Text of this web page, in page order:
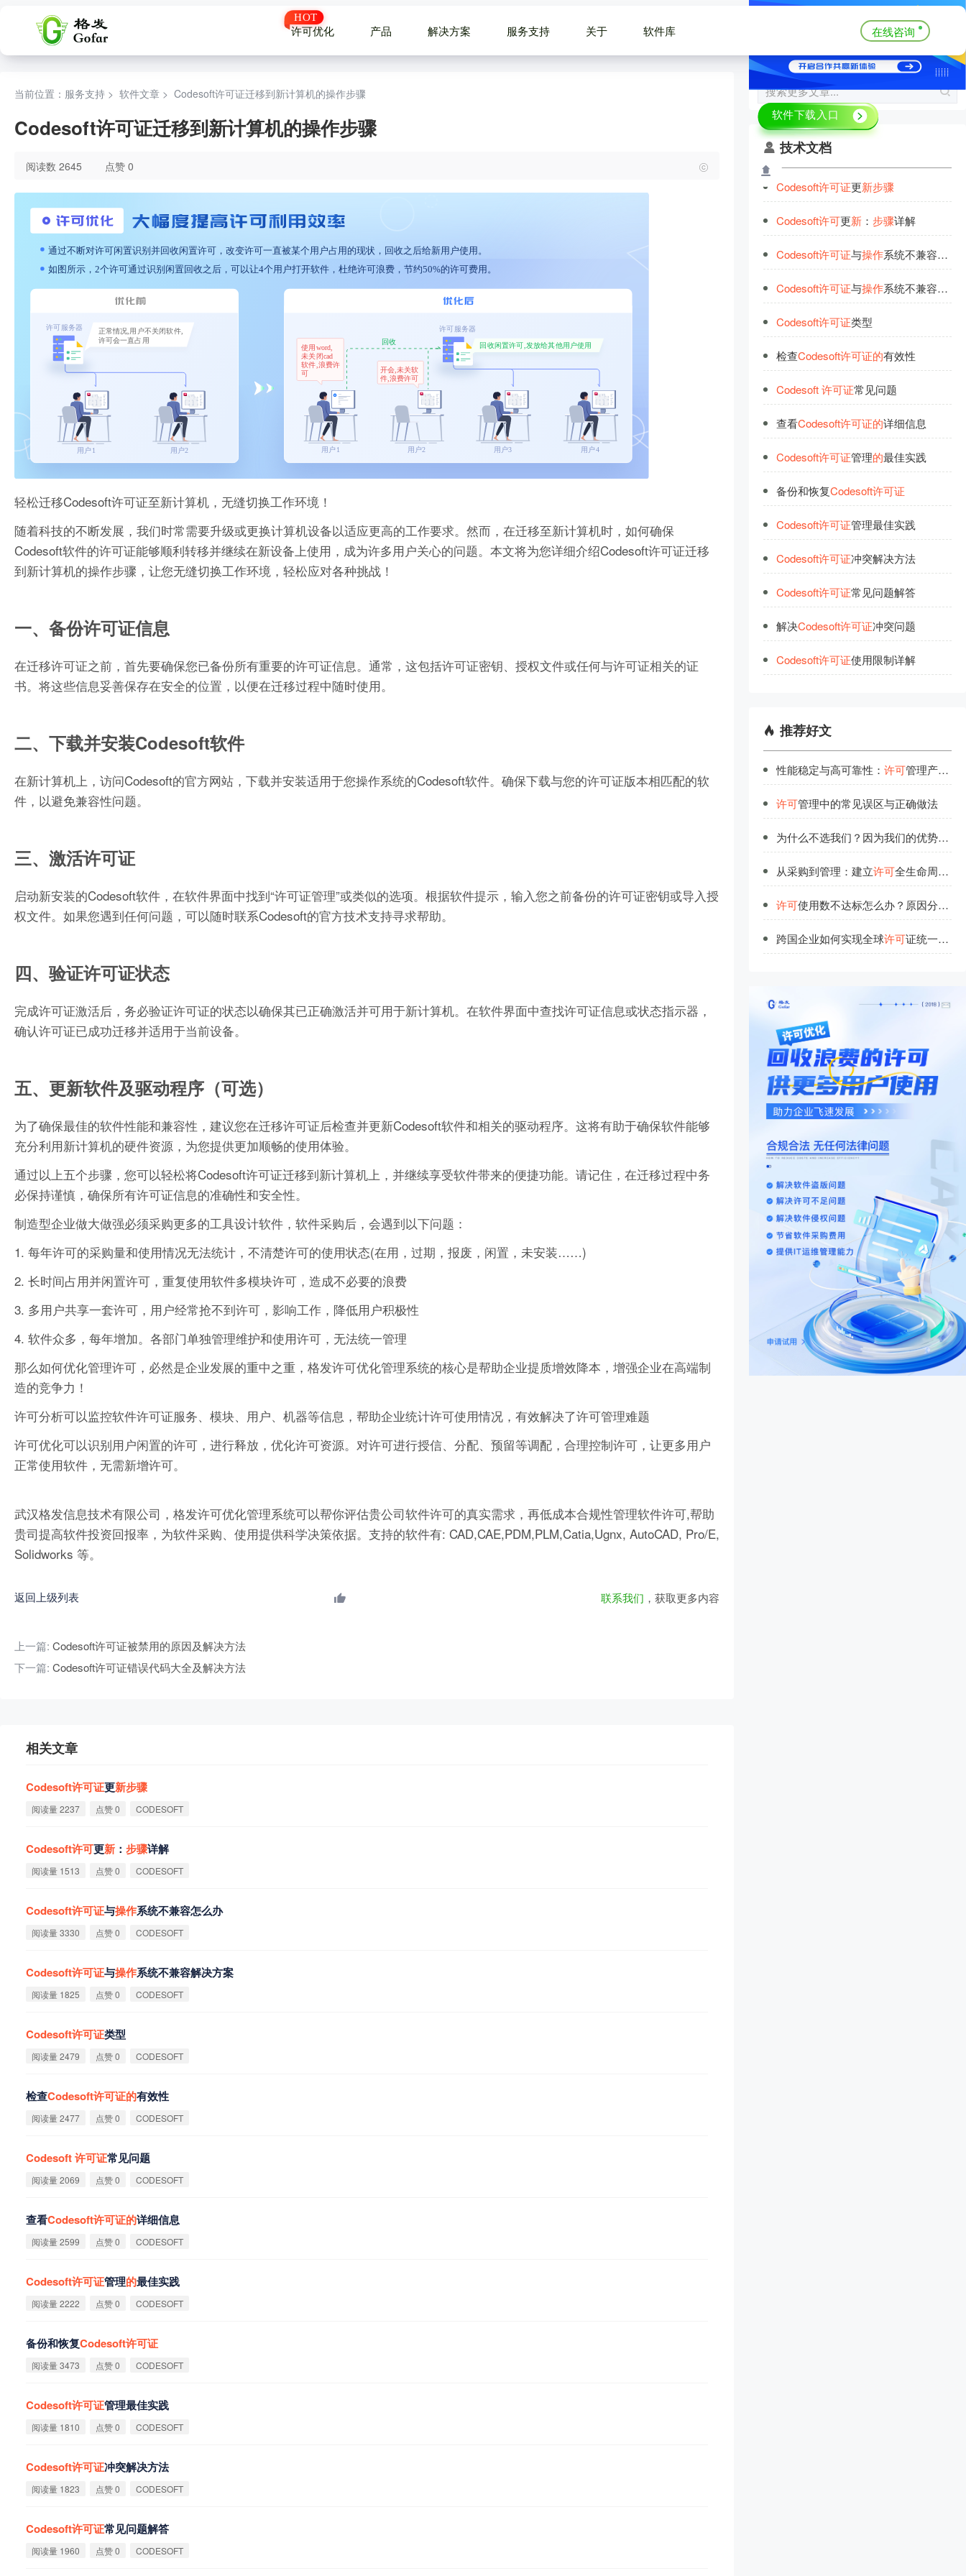
许可优化 产品 解决方案 服务支持 关于 软件库 在线咨询
当前位置：服务支持 > 软件文章 > Codesoft许可证迁移到新计算机的操作步骤
Codesoft许可证迁移到新计算机的操作步骤
阅读数 2645 点赞 0
轻松迁移Codesoft许可证至新计算机，无缝切换工作环境！
随着科技的不断发展，我们时常需要升级或更换计算机设备以适应更高的工作要求。然而，在迁移至新计算机时，如何确保
Codesoft软件的许可证能够顺利转移并继续在新设备上使用，成为许多用户关心的问题。本文将为您详细介绍Codesoft许可证迁移
到新计算机的操作步骤，让您无缝切换工作环境，轻松应对各种挑战！
一、备份许可证信息
在迁移许可证之前，首先要确保您已备份所有重要的许可证信息。通常，这包括许可证密钥、授权文件或任何与许可证相关的证
书。将这些信息妥善保存在安全的位置，以便在迁移过程中随时使用。
二、下载并安装Codesoft软件
在新计算机上，访问Codesoft的官方网站，下载并安装适用于您操作系统的Codesoft软件。确保下载与您的许可证版本相匹配的软
件，以避免兼容性问题。
三、激活许可证
启动新安装的Codesoft软件，在软件界面中找到“许可证管理”或类似的选项。根据软件提示，输入您之前备份的许可证密钥或导入授
权文件。如果您遇到任何问题，可以随时联系Codesoft的官方技术支持寻求帮助。
四、验证许可证状态
完成许可证激活后，务必验证许可证的状态以确保其已正确激活并可用于新计算机。在软件界面中查找许可证信息或状态指示器，
确认许可证已成功迁移并适用于当前设备。
五、更新软件及驱动程序（可选）
为了确保最佳的软件性能和兼容性，建议您在迁移许可证后检查并更新Codesoft软件和相关的驱动程序。这将有助于确保软件能够
充分利用新计算机的硬件资源，为您提供更加顺畅的使用体验。
通过以上五个步骤，您可以轻松将Codesoft许可证迁移到新计算机上，并继续享受软件带来的便捷功能。请记住，在迁移过程中务
必保持谨慎，确保所有许可证信息的准确性和安全性。
制造型企业做大做强必须采购更多的工具设计软件，软件采购后，会遇到以下问题：
1. 每年许可的采购量和使用情况无法统计，不清楚许可的使用状态(在用，过期，报废，闲置，未安装……)
2. 长时间占用并闲置许可，重复使用软件多模块许可，造成不必要的浪费
3. 多用户共享一套许可，用户经常抢不到许可，影响工作，降低用户积极性
4. 软件众多，每年增加。各部门单独管理维护和使用许可，无法统一管理
那么如何优化管理许可，必然是企业发展的重中之重，格发许可优化管理系统的核心是帮助企业提质增效降本，增强企业在高端制
造的竞争力！
许可分析可以监控软件许可证服务、模块、用户、机器等信息，帮助企业统计许可使用情况，有效解决了许可管理难题
许可优化可以识别用户闲置的许可，进行释放，优化许可资源。对许可进行授信、分配、预留等调配，合理控制许可，让更多用户
正常使用软件，无需新增许可。
武汉格发信息技术有限公司，格发许可优化管理系统可以帮你评估贵公司软件许可的真实需求，再低成本合规性管理软件许可,帮助
贵司提高软件投资回报率，为软件采购、使用提供科学决策依据。支持的软件有: CAD,CAE,PDM,PLM,Catia,Ugnx, AutoCAD, Pro/E,
Solidworks 等。
返回上级列表 联系我们 ，获取更多内容
上一篇: Codesoft许可证被禁用的原因及解决方法
下一篇: Codesoft许可证错误代码大全及解决方法
相关文章
Codesoft许可证更新步骤
阅读量 2237 点赞 0 CODESOFT
Codesoft许可更新 ： 步骤详解
阅读量 1513 点赞 0 CODESOFT
Codesoft许可证与操作系统不兼容怎么办
阅读量 3330 点赞 0 CODESOFT
Codesoft许可证与操作系统不兼容解决方案
阅读量 1825 点赞 0 CODESOFT
Codesoft许可证类型
阅读量 2479 点赞 0 CODESOFT
检查Codesoft许可证的有效性
阅读量 2477 点赞 0 CODESOFT
Codesoft许可证常见问题
阅读量 2069 点赞 0 CODESOFT
查看Codesoft许可证的详细信息
阅读量 2599 点赞 0 CODESOFT
Codesoft许可证管理的最佳实践
阅读量 2222 点赞 0 CODESOFT
备份和恢复Codesoft许可证
阅读量 3473 点赞 0 CODESOFT
Codesoft许可证管理最佳实践
阅读量 1810 点赞 0 CODESOFT
Codesoft许可证冲突解决方法
阅读量 1823 点赞 0 CODESOFT
Codesoft许可证常见问题解答
阅读量 1960 点赞 0 CODESOFT
技术文档
Codesoft许可证更新步骤
Codesoft许可更新： 步骤详解
Codesoft许可证与操作系统不兼容怎么办
Codesoft许可证与操作系统不兼容解决方案
Codesoft许可证类型
检查Codesoft许可证的有效性
Codesoft 许可证常见问题
查看Codesoft许可证的详细信息
Codesoft许可证管理的最佳实践
备份和恢复Codesoft许可证
Codesoft许可证管理最佳实践
Codesoft许可证冲突解决方法
Codesoft许可证常见问题解答
解决Codesoft许可证冲突问题
Codesoft许可证使用限制详解
推荐好文
性能稳定与高可靠性： 许可管理产品的技术底气
许可管理中的常见误区与正确做法
为什么不选我们？因为我们的优势不只是技术雄厚
从采购到管理：建立许可全生命周期管理体系
许可使用数不达标怎么办？原因分析与改进策略
跨国企业如何实现全球许可证统一管理？